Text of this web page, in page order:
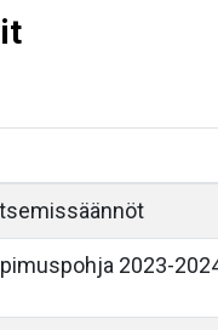
2023-